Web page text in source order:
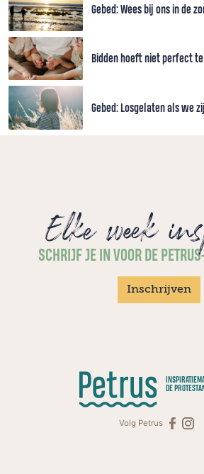
Gebed: Wees bij ons in de
Bidden hoeft niet perfect
Gebed: Losgelaten als we
Elke week
SCHRIJF JE IN VOOR DE
Inschrijven
DE
Volg Petrus